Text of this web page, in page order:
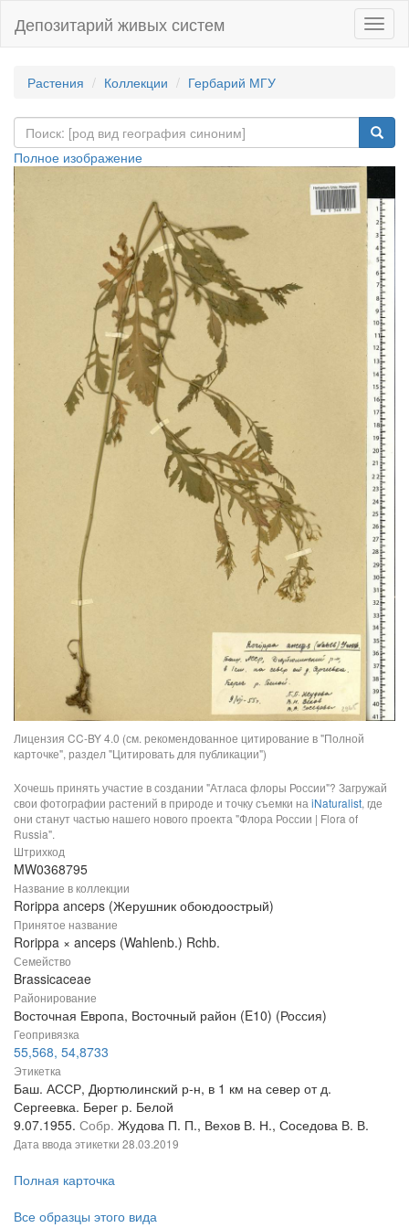
Депозитарий живых систем
Растения Коллекции Гербарий МГУ
Полное изображение
Лицензия CC-BY 4.0 (см. рекомендованное цитирование в "Полной
карточке", раздел "Цитировать для публикации")
Хочешь принять участие в создании "Атласа флоры России"? Загружай
свои фотографии растений в природе и точку съемки на iNaturalist, где
они станут частью нашего нового проекта "Флора России | Flora of
Russia".
Штрихкод
MW0368795
Название в коллекции
Rorippa anceps (Жерушник обоюдоострый)
Принятое название
Rorippa × anceps (Wahlenb.) Rchb.
Семейство
Brassicaceae
Районирование
Восточная Европа, Восточный район (E10) (Россия)
Геопривязка
55,568, 54,8733
Этикетка
Баш. АССР, Дюртюлинский р-н, в 1 км на север от д.
Сергеевка. Берег р. Белой
9.07.1955. Собр. Жудова П. П., Вехов В. Н., Соседова В. В.
Дата ввода этикетки 28.03.2019
Полная карточка
Все образцы этого вида